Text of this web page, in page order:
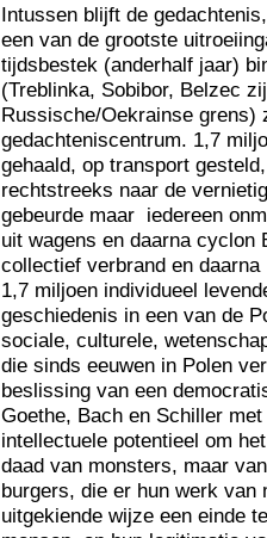
Intussen blijft de
een van de grootste
tijdsbestek (anderhalf jaar)
(Treblinka, Sobibor, Belzec
Russische/Oekrainse grens)
gedachteniscentrum. 1,7
gehaald, op transport
rechtstreeks naar de
gebeurde maar iedereen
uit wagens en daarna cyclon
collectief verbrand en
1,7 miljoen individueel
geschiedenis in een van de
sociale, culturele,
die sinds eeuwen in Polen
beslissing van een
Goethe, Bach en Schiller
intellectuele potentieel om
daad van monsters, maar
burgers, die er hun werk van
uitgekiende wijze een einde